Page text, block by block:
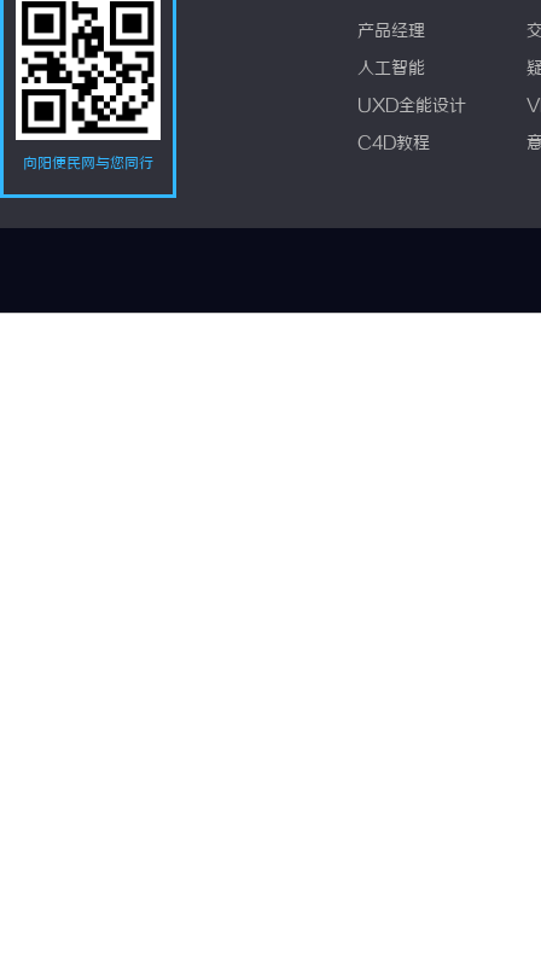
向阳便民网与您同行
产品经理
人工智能
UXD全能设计
C4D教程